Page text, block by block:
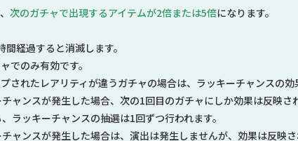
次のガチャで出現するアイテムが2倍または5倍になります。
経過すると消滅します。
でのみ有効です。
されたレアリティが違うガチャの場合は、ラッキーチャンスの効
ャンスが発生した場合、次の1回目のガチャにしか効果は反映さ
ラッキーチャンスの抽選は1回ずつ行われます。
ャンスが発生した場合は、演出は発生しませんが、効果は反映さ